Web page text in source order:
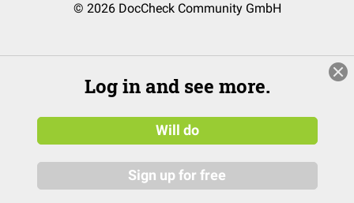
© 2026 DocCheck Community GmbH
Log in and see more.
Will do
Sign up for free